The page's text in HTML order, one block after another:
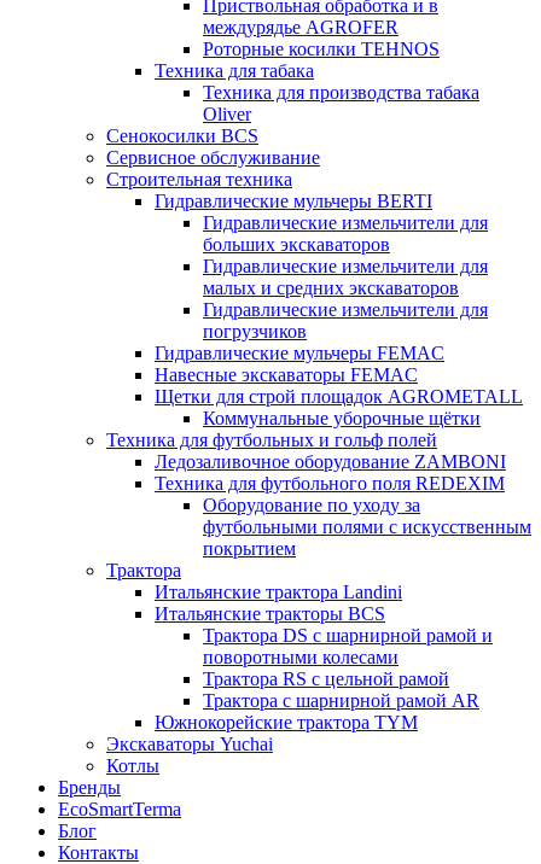
Приствольная обработка и в
междурядье AGROFER
Роторные косилки TEHNOS
Техника для табака
Техника для производства табака
Oliver
Сенокосилки BCS
Сервисное обслуживание
Строительная техника
Гидравлические мульчеры BERTI
Гидравлические измельчители для
больших экскаваторов
Гидравлические измельчители для
малых и средних экскаваторов
Гидравлические измельчители для
погрузчиков
Гидравлические мульчеры FEMAC
Навесные экскаваторы FEMAC
Щетки для строй площадок AGROMETALL
Коммунальные уборочные щётки
Техника для футбольных и гольф полей
Ледозаливочное оборудование ZAMBONI
Техника для футбольного поля REDEXIM
Оборудование по уходу за
футбольными полями с искусственным
покрытием
Трактора
Итальянские трактора Landini
Итальянские тракторы BCS
Трактора DS с шарнирной рамой и
поворотными колесами
Трактора RS с цельной рамой
Трактора с шарнирной рамой AR
Южнокорейские трактора TYM
Экскаваторы Yuchai
Котлы
Бренды
EcoSmartTerma
Блог
Контакты